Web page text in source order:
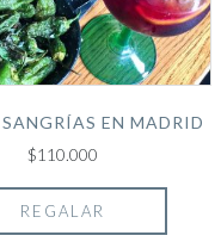
EN MADRID
$110.000
REGALAR